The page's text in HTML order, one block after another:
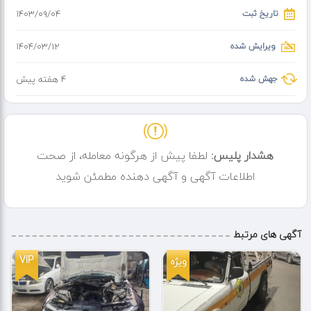
حمل خودرو به تمامی بیمه ها با فاکتور رسمی...... حمل به صورت شبانه
شهرستانها ......
حمل برای شرکتها و ارگانهای دولتی با فاکتور رسمی...
تاریخ ثبت ۱۴۰۳/۰۹/۰۴
ویرایش شده ۱۴۰۴/۰۳/۱۲
جهش شده 4 هفته پیش
هشدار پلیس: لطفا پیش از هرگونه معامله، از صحت
اطلاعات آگهی و آگهی دهنده مطمئن شوید
آگهی های مرتبط
VIP
ویژه